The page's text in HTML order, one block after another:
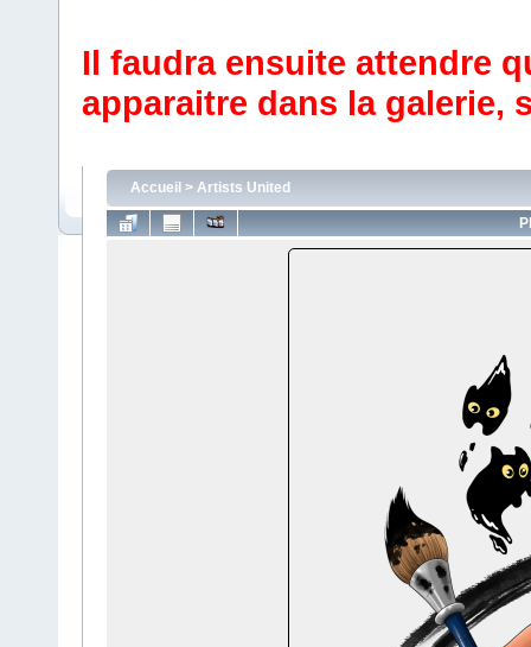
Il faudra ensuite attendre
apparaitre dans la galerie,
Accueil > Artists United